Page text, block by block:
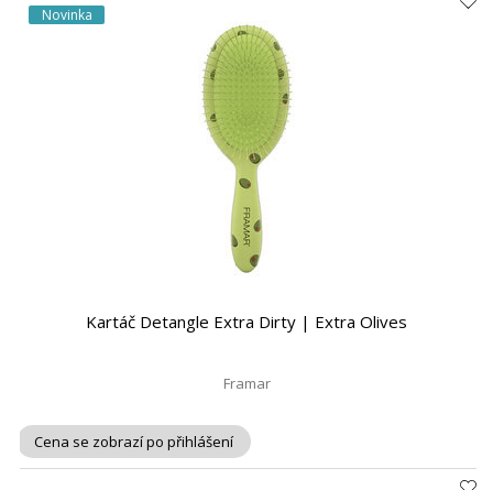
Novinka
Kartáč Detangle Extra Dirty | Extra Olives
Framar
Cena se zobrazí po přihlášení